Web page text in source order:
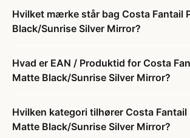
Hvilket mærke står bag Costa Fantail
Black/Sunrise Silver Mirror?
Hvad er EAN / Produktid for Costa
Matte Black/Sunrise Silver Mirror?
Hvilken kategori tilhører Costa Fantail
Matte Black/Sunrise Silver Mirror?